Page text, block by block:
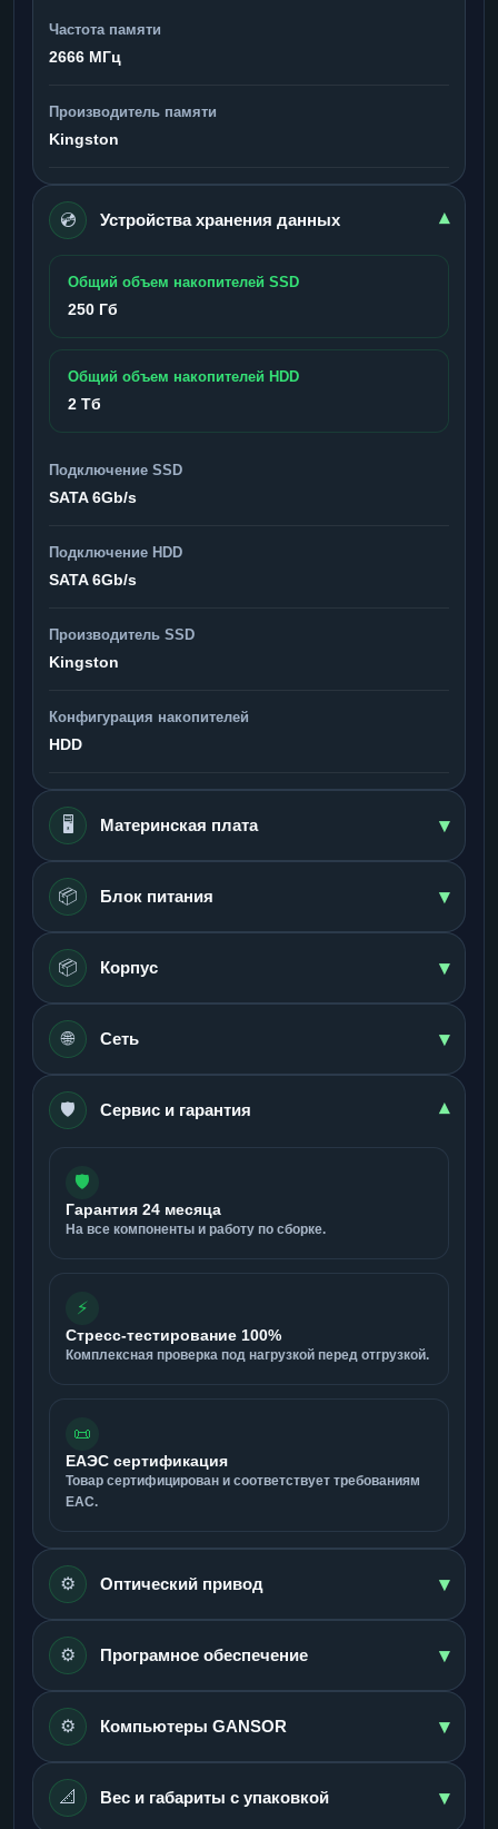
Частота памяти
2666 МГц
Производитель памяти
Kingston
💿 Устройства хранения данных ▾
Общий объем накопителей SSD
250 Гб
Общий объем накопителей HDD
2 Тб
Подключение SSD
SATA 6Gb/s
Подключение HDD
SATA 6Gb/s
Производитель SSD
Kingston
Конфигурация накопителей
HDD
🖥️ Материнская плата ▾
📦 Блок питания ▾
📦 Корпус ▾
🌐 Сеть ▾
🛡️ Сервис и гарантия ▾
🛡️
Гарантия 24 месяца
На все компоненты и работу по сборке.
⚡
Стресс-тестирование 100%
Комплексная проверка под нагрузкой перед отгрузкой.
📜
ЕАЭС сертификация
Товар сертифицирован и соответствует требованиям
ЕАС.
⚙️ Оптический привод ▾
⚙️ Програмное обеспечение ▾
⚙️ Компьютеры GANSOR ▾
📐 Вес и габариты с упаковкой ▾